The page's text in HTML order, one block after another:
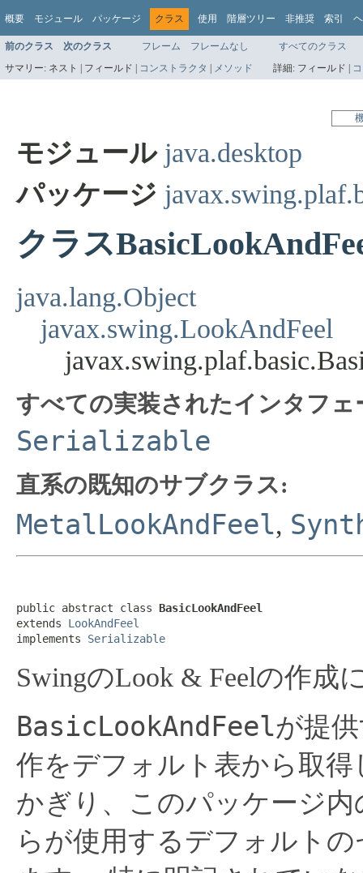
概要 モジュール パッケージ クラス 使用 階層ツリー 非推奨 索引
前のクラス 次のクラス フレーム フレームなし
すべてのクラス
サマリー: ネスト | フィールド | コンストラクタ | メソッド 詳細: フィールド |
モジュール java.desktop
パッケージ
クラス
java.lang.Object
javax.swing.LookAndFeel
すべての実装されたインタフェ
Serializable
直系の既知のサブクラス:
MetalLookAndFeel,
public abstract class BasicLookAndFeel
extends LookAndFeel
implements Serializable
SwingのLook & Feelの作成
BasicLookAndFeelが提
作をデフォルト表から取得
かぎり、このパッケージ内
らが使用するデフォルト